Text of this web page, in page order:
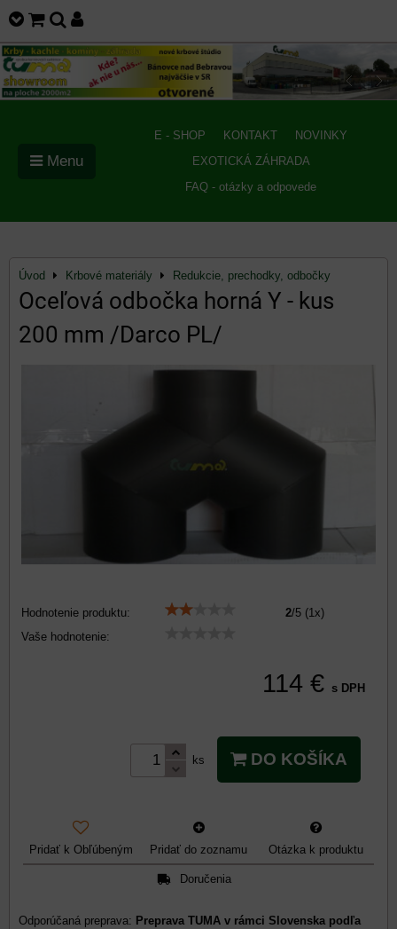
E - SHOP KONTAKT
NOVINKY
EXOTICKÁ ZÁHRADA
FAQ - otázky a odpovede
Menu
Úvod Krbové materiály Redukcie, prechodky, odbočky
Oceľová odbočka horná Y - kus
200 mm /Darco PL/
Hodnotenie produktu: 2/5 (1x)
Vaše hodnotenie:
114 € s DPH
ks DO KOŠÍKA
Pridať k Obľúbeným Pridať do zoznamu Otázka k produktu
Doručenia
Preprava TUMA v rámci Slovenska podľa